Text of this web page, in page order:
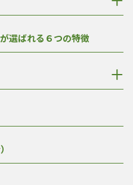
選ばれる６つの特徴